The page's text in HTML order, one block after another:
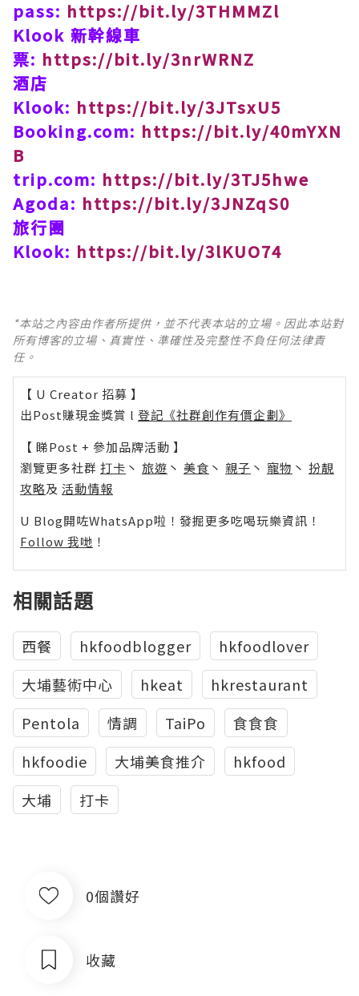
pass: https://bit.ly/3THMMZl
Klook 新幹線車
票: https://bit.ly/3nrWRNZ
酒店
Klook: https://bit.ly/3JTsxU5
Booking.com: https://bit.ly/40mYXN
B
trip.com: https://bit.ly/3TJ5hwe
Agoda: https://bit.ly/3JNZqS0
旅行團
Klook: https://bit.ly/3lKUO74
*本站之內容由作者所提供，並不代表本站的立場。因此本站對
所有博客的立場、真實性、準確性及完整性不負任何法律責
任。
【 U Creator 招募 】
出Post賺現金獎賞 l 登記《社群創作有價企劃》
【 睇Post + 參加品牌活動 】
瀏覽更多社群 打卡 丶 旅遊 丶 美食 丶 親子 丶 寵物 丶 扮靚
攻略及 活動情報
U Blog開咗WhatsApp啦！發掘更多吃喝玩樂資訊！
Follow 我哋 ！
相關話題
西餐 hkfoodblogger
hkfoodlover
大埔藝術中心
hkeat
hkrestaurant
Pentola
情調 TaiPo
食食食
hkfoodie
大埔美食推介
hkfood
大埔
打卡
0個讚好
收藏